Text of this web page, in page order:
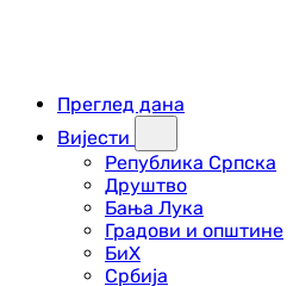
Преглед дана
Вијести
Република Српска
Друштво
Бања Лука
Градови и општине
БиХ
Србија